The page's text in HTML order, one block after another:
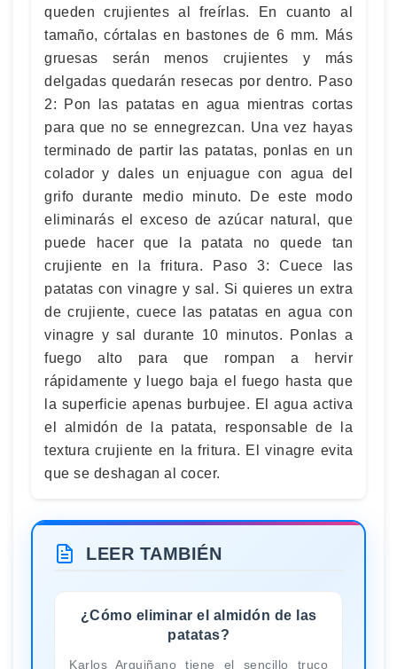
queden crujientes al freírlas. En cuanto al
tamaño, córtalas en bastones de 6 mm. Más
gruesas serán menos crujientes y más
delgadas quedarán resecas por dentro. Paso
2: Pon las patatas en agua mientras cortas
para que no se ennegrezcan. Una vez hayas
terminado de partir las patatas, ponlas en un
colador y dales un enjuague con agua del
grifo durante medio minuto. De este modo
eliminarás el exceso de azúcar natural, que
puede hacer que la patata no quede tan
crujiente en la fritura. Paso 3: Cuece las
patatas con vinagre y sal. Si quieres un extra
de crujiente, cuece las patatas en agua con
vinagre y sal durante 10 minutos. Ponlas a
fuego alto para que rompan a hervir
rápidamente y luego baja el fuego hasta que
la superficie apenas burbujee. El agua activa
el almidón de la patata, responsable de la
textura crujiente en la fritura. El vinagre evita
que se deshagan al cocer.
LEER TAMBIÉN
¿Cómo eliminar el almidón de las
patatas?
Karlos Arguiñano tiene el sencillo truco